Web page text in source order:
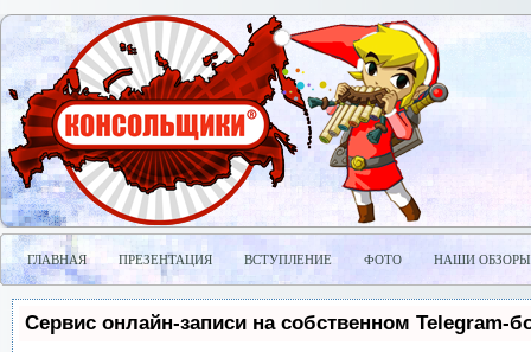
ГЛАВНАЯ ПРЕЗЕНТАЦИЯ ВСТУПЛЕНИЕ ФОТО НАШИ ОБЗОРЫ
Сервис онлайн-записи на собственном Telegram-